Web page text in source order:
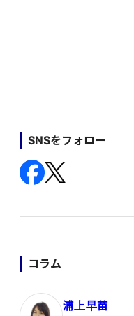
SNSをフォロー
コラム
浦上早苗